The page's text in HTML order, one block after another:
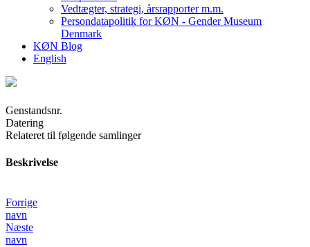
Vedtægter, strategi, årsrapporter m.m.
Persondatapolitik for KØN - Gender Museum
Denmark
KØN Blog
English
Genstandsnr.
Datering
Relateret til følgende samlinger
Beskrivelse
Forrige
navn
Næste
navn